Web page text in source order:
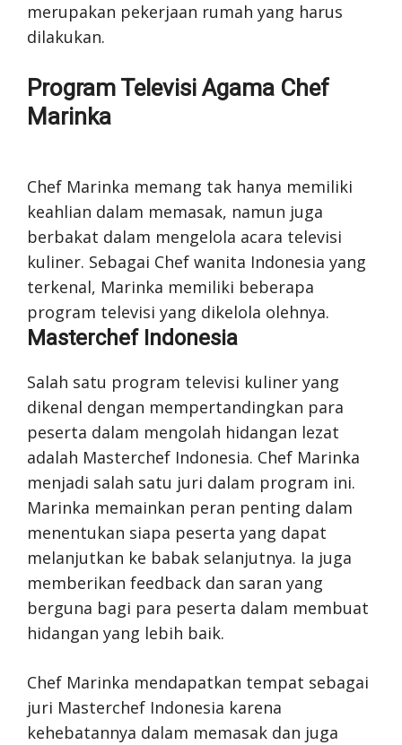
merupakan pekerjaan rumah yang harus
dilakukan.
Program Televisi Agama Chef
Marinka
Chef Marinka memang tak hanya memiliki
keahlian dalam memasak, namun juga
berbakat dalam mengelola acara televisi
kuliner. Sebagai Chef wanita Indonesia yang
terkenal, Marinka memiliki beberapa
program televisi yang dikelola olehnya.
Masterchef Indonesia
Salah satu program televisi kuliner yang
dikenal dengan mempertandingkan para
peserta dalam mengolah hidangan lezat
adalah Masterchef Indonesia. Chef Marinka
menjadi salah satu juri dalam program ini.
Marinka memainkan peran penting dalam
menentukan siapa peserta yang dapat
melanjutkan ke babak selanjutnya. Ia juga
memberikan feedback dan saran yang
berguna bagi para peserta dalam membuat
hidangan yang lebih baik.
Chef Marinka mendapatkan tempat sebagai
juri Masterchef Indonesia karena
kehebatannya dalam memasak dan juga